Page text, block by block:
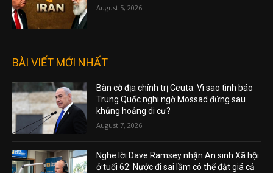
August 5, 2026
BÀI VIẾT MỚI NHẤT
Bàn cờ địa chính trị Ceuta: Vì sao tình báo
Trung Quốc nghi ngờ Mossad đứng sau
khủng hoảng di cư?
August 7, 2026
Nghe lời Dave Ramsey nhận An sinh Xã hội
ở tuổi 62: Nước đi sai lầm có thể đắt giá cả